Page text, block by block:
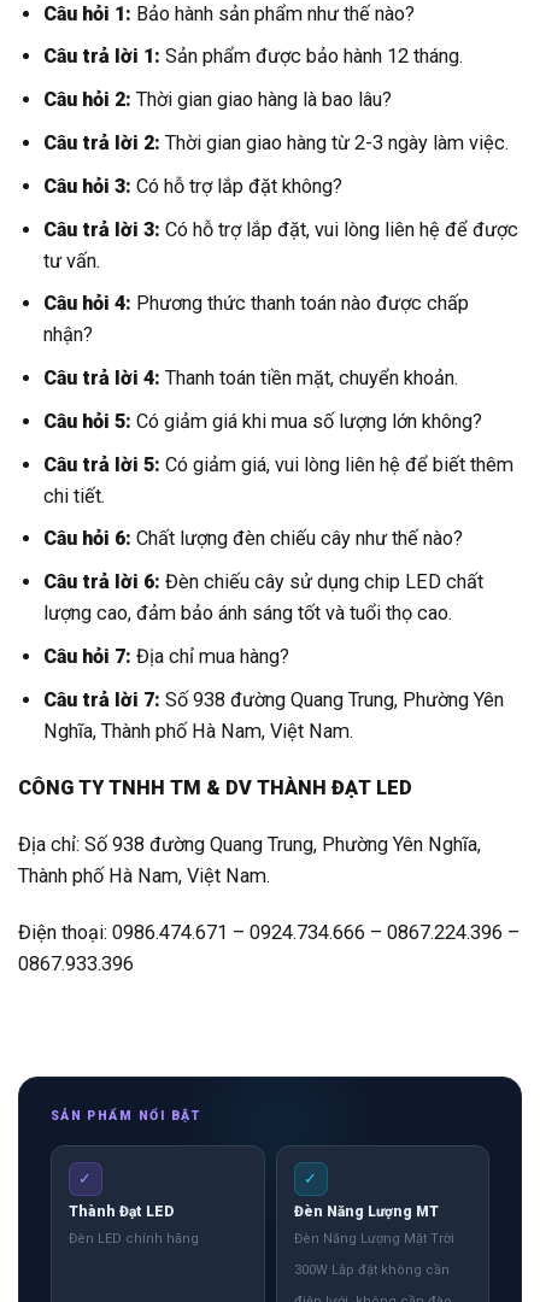
Câu hỏi 1: Bảo hành sản phẩm như thế nào?
Câu trả lời 1: Sản phẩm được bảo hành 12 tháng.
Câu hỏi 2: Thời gian giao hàng là bao lâu?
Câu trả lời 2: Thời gian giao hàng từ 2-3 ngày làm việc.
Câu hỏi 3: Có hỗ trợ lắp đặt không?
Câu trả lời 3: Có hỗ trợ lắp đặt, vui lòng liên hệ để được
tư vấn.
Câu hỏi 4: Phương thức thanh toán nào được chấp
nhận?
Câu trả lời 4: Thanh toán tiền mặt, chuyển khoản.
Câu hỏi 5: Có giảm giá khi mua số lượng lớn không?
Câu trả lời 5: Có giảm giá, vui lòng liên hệ để biết thêm
chi tiết.
Câu hỏi 6: Chất lượng đèn chiếu cây như thế nào?
Câu trả lời 6: Đèn chiếu cây sử dụng chip LED chất
lượng cao, đảm bảo ánh sáng tốt và tuổi thọ cao.
Câu hỏi 7: Địa chỉ mua hàng?
Câu trả lời 7: Số 938 đường Quang Trung, Phường Yên
Nghĩa, Thành phố Hà Nam, Việt Nam.
CÔNG TY TNHH TM & DV THÀNH ĐẠT LED
Địa chỉ: Số 938 đường Quang Trung, Phường Yên Nghĩa,
Thành phố Hà Nam, Việt Nam.
Điện thoại: 0986.474.671 – 0924.734.666 – 0867.224.396 –
0867.933.396
SẢN PHẨM NỔI BẬT
✓
Thành Đạt LED
Đèn LED chính hãng
✓
Đèn Năng Lượng MT
Đèn Năng Lượng Mặt Trời
300W Lắp đặt không cần